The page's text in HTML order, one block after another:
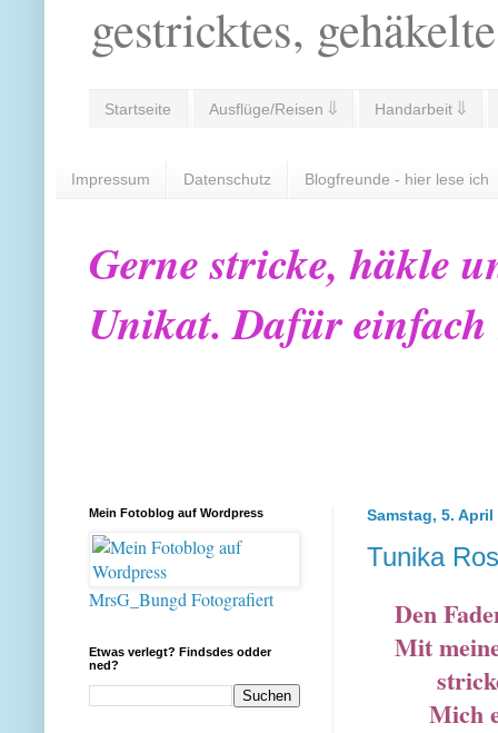
gestricktes,
Startseite Ausflüge/Reisen ⇓ Handarbeit ⇓
Impressum Datenschutz Blogfreunde - hier lese ich
Gerne stricke, häkle
Unikat. Dafür
Samstag, 5. April
Tunika
Den
Mit
Mich
Mein Fotoblog auf Wordpress
MrsG_Bungd Fotografiert
Etwas verlegt? Findsdes odder
ned?